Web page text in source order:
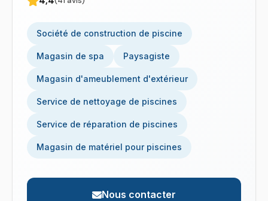
Société de construction de piscine
Magasin de spa Paysagiste
Magasin d'ameublement d'extérieur
Service de nettoyage de piscines
Service de réparation de piscines
Magasin de matériel pour piscines
Nous contacter